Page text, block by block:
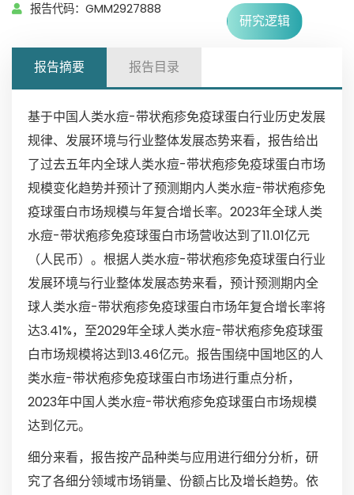
报告代码：GMM2927888
研究逻辑
报告摘要 报告目录
基于中国人类水痘-带状疱疹免疫球蛋白行业历史发展
规律、发展环境与行业整体发展态势来看，报告给出
了过去五年内全球人类水痘-带状疱疹免疫球蛋白市场
规模变化趋势并预计了预测期内人类水痘-带状疱疹免
疫球蛋白市场规模与年复合增长率。2023年全球人类
水痘-带状疱疹免疫球蛋白市场营收达到了11.01亿元
（人民币）。根据人类水痘-带状疱疹免疫球蛋白行业
发展环境与行业整体发展态势来看，预计预测期内全
球人类水痘-带状疱疹免疫球蛋白市场年复合增长率将
达3.41%，至2029年全球人类水痘-带状疱疹免疫球蛋
白市场规模将达到13.46亿元。报告围绕中国地区的人
类水痘-带状疱疹免疫球蛋白市场进行重点分析，
2023年中国人类水痘-带状疱疹免疫球蛋白市场规模
达到亿元。
细分来看，报告按产品种类与应用进行细分分析，研
究了各细分领域市场销量、份额占比及增长趋势。依